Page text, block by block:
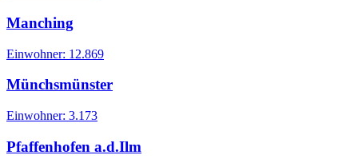
Manching
Einwohner: 12.869
Münchsmünster
Einwohner: 3.173
Pfaffenhofen a.d.Ilm